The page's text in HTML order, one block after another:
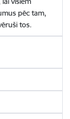
pēc tam,
tos.